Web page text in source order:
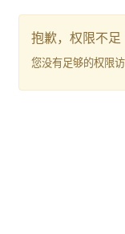
抱歉，权限不足
您没有足够的权限访